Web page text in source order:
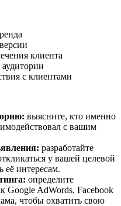
клиента
с клиентами
выясните, кто именно
с вашим
разработайте
у вашей целевой
её интересам.
определите
Google AdWords, Facebook
чтобы охватить свою